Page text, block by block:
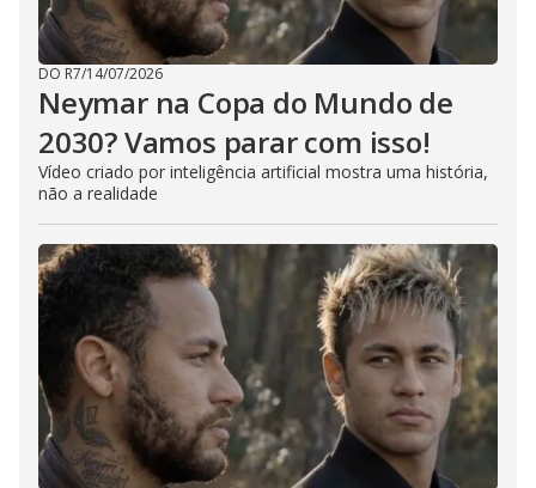
DO R7/14/07/2026
Neymar na Copa do Mundo de
2030? Vamos parar com isso!
Vídeo criado por inteligência artificial mostra uma história,
não a realidade